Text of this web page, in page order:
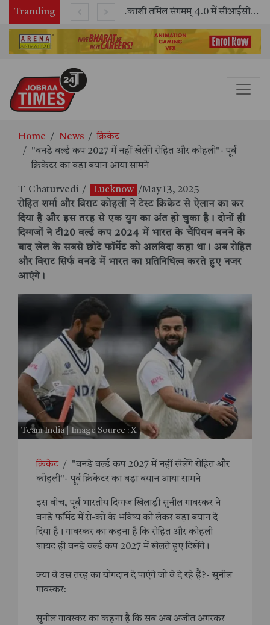
Tranding काशी तमिल संगमम् 4.0 में सीआईसीटी का स्टॉल बना तमिल भाषा और संस्कृति का केंद्र, ‘तमिल करकलाम’ से सीखना हुआ सरल
Home News
क्रिकेट
"वनडे वर्ल्ड कप 2027 में नहीं खेलेंगे रोहित और कोहली"- पूर्व
क्रिकेटर का बड़ा बयान आया सामने
T_Chaturvedi / Lucknow /May 13, 2025
रोहित शर्मा और विराट कोहली ने टेस्ट क्रिकेट से ऐलान का कर
दिया है और इस तरह से एक युग का अंत हो चुका है। दोनों ही
दिग्गजों ने टी20 वर्ल्ड कप 2024 में भारत के चैंपियन बनने के
बाद खेल के सबसे छोटे फॉर्मेट को अलविदा कहा था। अब रोहित
और विराट सिर्फ वनडे में भारत का प्रतिनिधित्व करते हुए नजर
आएंगे।
Team India | Image Source : X
क्रिकेट /
"वनडे वर्ल्ड कप 2027 में नहीं खेलेंगे रोहित और
कोहली"- पूर्व क्रिकेटर का बड़ा बयान आया सामने
इस बीच, पूर्व भारतीय दिग्गज खिलाड़ी सुनील गावस्कर ने
वनडे फॉर्मेट में रो-को के भविष्य को लेकर बड़ा बयान दे
दिया है। गावस्कर का कहना है कि रोहित और कोहली
शायद ही वनडे वर्ल्ड कप 2027 में खेलते हुए दिखेंगे।
क्या वे उस तरह का योगदान दे पाएंगे जो वे दे रहे हैं?- सुनील
गावस्कर:
सुनील गावस्कर का कहना है कि सब अब अजीत अगरकर